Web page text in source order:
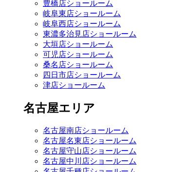
豊橋店ショールーム
岐阜東店ショールーム
岐阜西店ショールーム
東濃多治見店ショールーム
大垣店ショールーム
可児店ショールーム
桑名店ショールーム
四日市店ショールーム
津店ショールーム
名古屋エリア
名古屋南店ショールーム
名古屋名東店ショールーム
名古屋守山店ショールーム
名古屋中川店ショールーム